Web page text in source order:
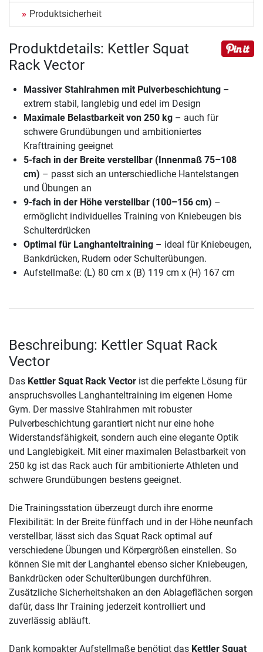
Produktsicherheit
Produktdetails: Kettler Squat
Rack Vector
Massiver Stahlrahmen mit Pulverbeschichtung –
extrem stabil, langlebig und edel im Design
Maximale Belastbarkeit von 250 kg – auch für
schwere Grundübungen und ambitioniertes
Krafttraining geeignet
5-fach in der Breite verstellbar (Innenmaß 75–108
cm) – passt sich an unterschiedliche Hantelstangen
und Übungen an
9-fach in der Höhe verstellbar (100–156 cm) –
ermöglicht individuelles Training von Kniebeugen bis
Schulterdrücken
Optimal für Langhanteltraining – ideal für Kniebeugen,
Bankdrücken, Rudern oder Schulterübungen.
Aufstellmaße: (L) 80 cm x (B) 119 cm x (H) 167 cm
Beschreibung: Kettler Squat Rack
Vector
Das Kettler Squat Rack Vector ist die perfekte Lösung für
anspruchsvolles Langhanteltraining im eigenen Home
Gym. Der massive Stahlrahmen mit robuster
Pulverbeschichtung garantiert nicht nur eine hohe
Widerstandsfähigkeit, sondern auch eine elegante Optik
und Langlebigkeit. Mit einer maximalen Belastbarkeit von
250 kg ist das Rack auch für ambitionierte Athleten und
schwere Grundübungen bestens geeignet.
Die Trainingsstation überzeugt durch ihre enorme
Flexibilität: In der Breite fünffach und in der Höhe neunfach
verstellbar, lässt sich das Squat Rack optimal auf
verschiedene Übungen und Körpergrößen einstellen. So
können Sie mit der Langhantel ebenso sicher Kniebeugen,
Bankdrücken oder Schulterübungen durchführen.
Zusätzliche Sicherheitshaken an den Ablageflächen sorgen
dafür, dass Ihr Training jederzeit kontrolliert und
zuverlässig abläuft.
Dank kompakter Aufstellmaße benötigt das Kettler Squat